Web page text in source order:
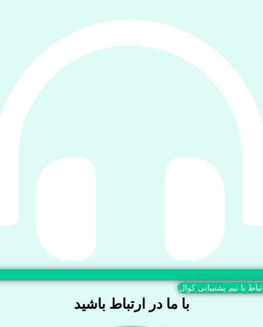
با تیم پشتیبانی کوال
با ما در ارتباط باشید